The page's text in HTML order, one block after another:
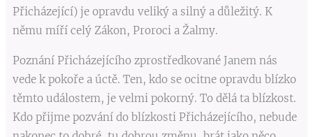
Přicházející) je opravdu veliký a silný a důležitý. K
němu míří celý Zákon, Proroci a Žalmy.
Poznání Přicházejícího zprostředkované Janem nás
vede k pokoře a úctě. Ten, kdo se ocitne opravdu blízko
těmto událostem, je velmi pokorný. To dělá ta blízkost.
Kdo přijme pozvání do blízkosti Přicházejícího, nebude